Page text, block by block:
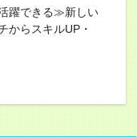
躍できる≫新しい
からスキルUP・